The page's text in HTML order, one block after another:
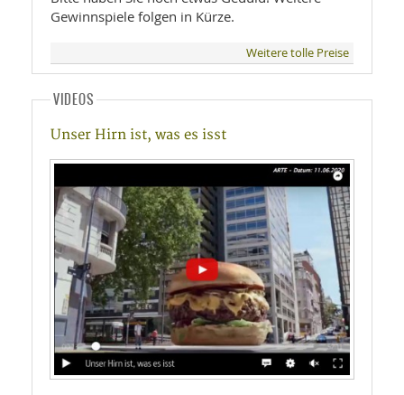
Gewinnspiele folgen in Kürze.
Weitere tolle Preise
VIDEOS
Unser Hirn ist, was es isst